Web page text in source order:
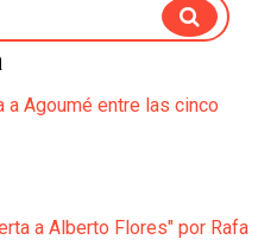
a Agoumé entre las cinco
a Alberto Flores" por Rafa